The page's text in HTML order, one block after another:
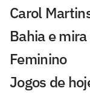
Carol
Bahia e
Feminino
Jogos de